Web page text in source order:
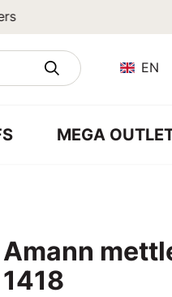
EN
MEGA
Amann
1418